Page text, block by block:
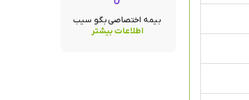
بیمه اختصاصی بگو سیب
اطلاعات بیشتر